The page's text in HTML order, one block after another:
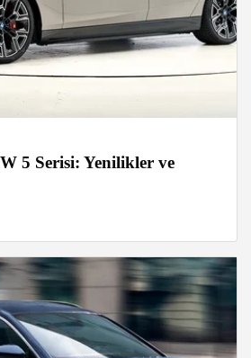
5 Serisi: Yenilikler ve